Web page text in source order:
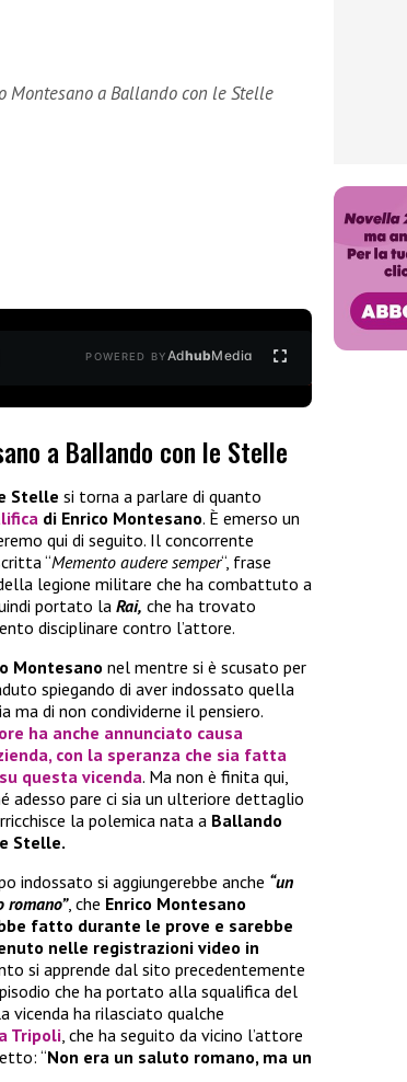
Montesano a Ballando con le Stelle
POWERED BYAdhubMedia
a Ballando con le Stelle
Stelle si torna a parlare di quanto
di Enrico Montesano. È emerso un
qui di seguito. Il concorrente
“Memento audere semper“, frase
legione militare che ha combattuto a
portato la Rai, che ha trovato
disciplinare contro l’attore.
Montesano nel mentre si è scusato per
spiegando di aver indossato quella
ma di non condividerne il pensiero.
ha anche annunciato causa
con la speranza che sia fatta
questa vicenda. Ma non è finita qui,
adesso pare ci sia un ulteriore dettaglio
la polemica nata a Ballando
Stelle.
indossato si aggiungerebbe anche “un
romano”, che Enrico Montesano
fatto durante le prove e sarebbe
nelle registrazioni video in
si apprende dal sito precedentemente
che ha portato alla squalifica del
vicenda ha rilasciato qualche
Tripoli, che ha seguito da vicino l’attore
“Non era un saluto romano, ma un